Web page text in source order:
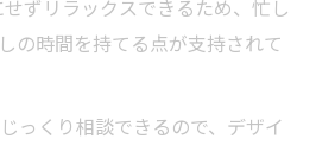
ずリラックスできるため、忙し
の時間を持てる点が支持されて
っくり相談できるので、デザイ